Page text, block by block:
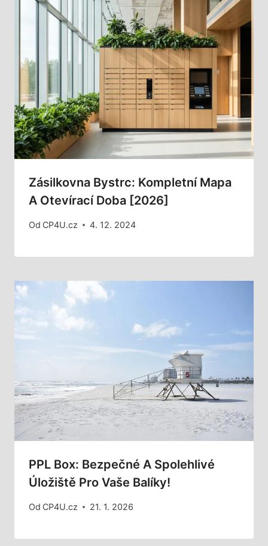
Zásilkovna Bystrc: Kompletní Mapa
A Otevírací Doba [2026]
Od CP4U.cz 4. 12. 2024
PPL Box: Bezpečné A Spolehlivé
Úložiště Pro Vaše Balíky!
Od CP4U.cz 21. 1. 2026